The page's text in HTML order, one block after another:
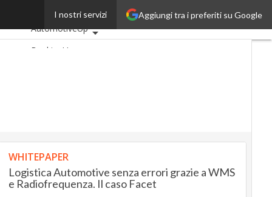
Aggiungi tra i preferiti su Google
I nostri servizi
Ultimi articoli
AutomotiveUp
BankingUp
ProptechStartup
WHITEPAPER
Logistica Automotive senza errori grazie a WMS
e Radiofrequenza. Il caso Facet